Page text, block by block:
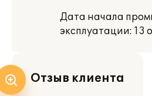
Дата начала
эксплуатации: 13
Отзыв клиента